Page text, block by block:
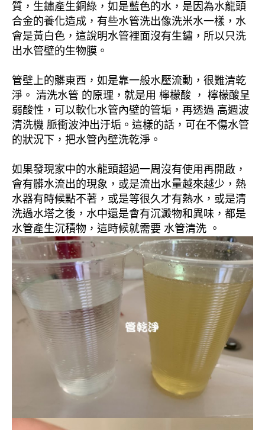
質，生鏽產生銅綠，如是藍色的水，是因為水龍頭
合金的養化造成，有些水管洗出像洗米水一樣，水
會是黃白色，這說明水管裡面沒有生鏽，所以只洗
出水管壁的生物膜。
管壁上的髒東西，如是靠一般水壓流動，很難清乾
淨。 清洗水管 的原理，就是用 檸檬酸 ， 檸檬酸呈
弱酸性，可以軟化水管內壁的管垢，再透過 高週波
清洗機 脈衝波沖出汙垢。這樣的話，可在不傷水管
的狀況下，把水管內壁洗乾淨。
如果發現家中的水龍頭超過一周沒有使用再開啟，
會有髒水流出的現象，或是流出水量越來越少，熱
水器有時候點不著，或是等很久才有熱水，或是清
洗過水塔之後，水中還是會有沉澱物和異味，都是
水管產生沉積物，這時候就需要 水管清洗 。